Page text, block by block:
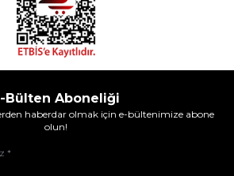
Bülten Aboneliği
haberdar olmak için e-bültenimize abone
olun!